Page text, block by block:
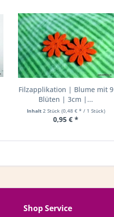
Filzapplikation | Blume mit 9
Blüten | 3cm |...
Inhalt 2 Stück (0,48 € * / 1 Stück)
0,95 € *
Shop Service